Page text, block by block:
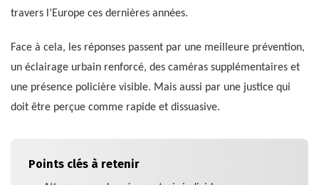
travers l’Europe ces dernières années.
Face à cela, les réponses passent par une meilleure prévention,
un éclairage urbain renforcé, des caméras supplémentaires et
une présence policière visible. Mais aussi par une justice qui
doit être perçue comme rapide et dissuasive.
Points clés à retenir